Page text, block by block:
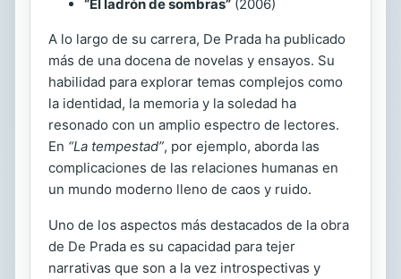
“El ladrón de sombras” (2006)
A lo largo de su carrera, De Prada ha publicado
más de una docena de novelas y ensayos. Su
habilidad para explorar temas complejos como
la identidad, la memoria y la soledad ha
resonado con un amplio espectro de lectores.
En “La tempestad”, por ejemplo, aborda las
complicaciones de las relaciones humanas en
un mundo moderno lleno de caos y ruido.
Uno de los aspectos más destacados de la obra
de De Prada es su capacidad para tejer
narrativas que son a la vez introspectivas y